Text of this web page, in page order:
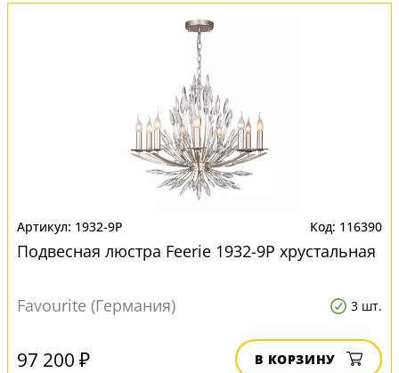
1932-9P 116390
Подвесная люстра Feerie 1932-9P хрустальная
Favourite (Германия) 3 шт.
97 200 ₽ В КОРЗИНУ